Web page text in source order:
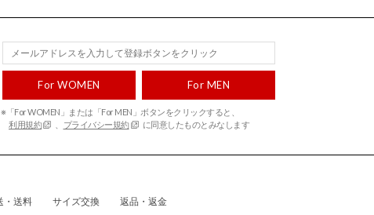
For WOMEN For MEN
※「For WOMEN」または「For MEN」ボタンをクリックすると、
利用規約
プライバシー規約 に同意したものとみなします
・送料 サイズ交換 返品・返金